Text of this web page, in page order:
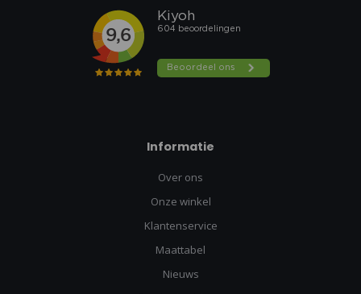
Informatie
Over ons
Onze winkel
Klantenservice
Maattabel
Nieuws